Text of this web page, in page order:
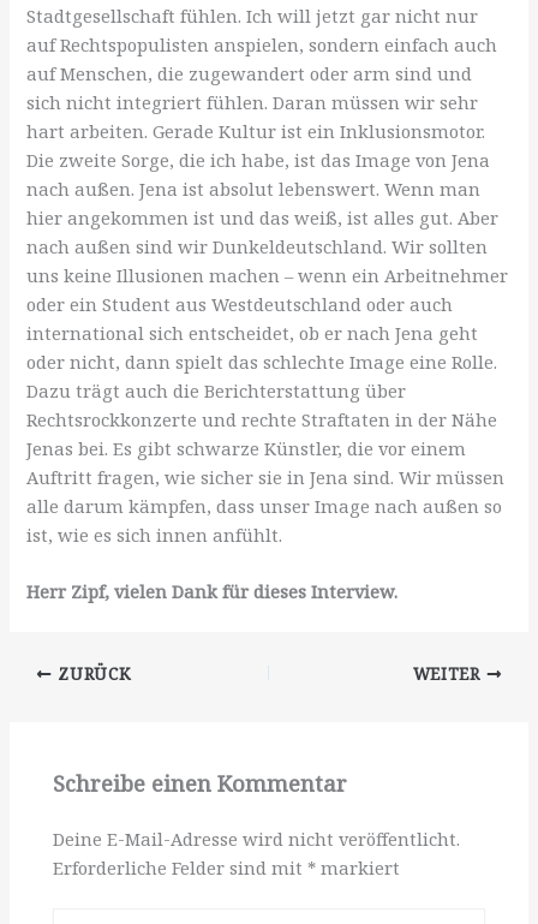
Stadtgesellschaft fühlen. Ich will jetzt gar nicht nur
auf Rechtspopulisten anspielen, sondern einfach auch
auf Menschen, die zugewandert oder arm sind und
sich nicht integriert fühlen. Daran müssen wir sehr
hart arbeiten. Gerade Kultur ist ein Inklusionsmotor.
Die zweite Sorge, die ich habe, ist das Image von Jena
nach außen. Jena ist absolut lebenswert. Wenn man
hier angekommen ist und das weiß, ist alles gut. Aber
nach außen sind wir Dunkeldeutschland. Wir sollten
uns keine Illusionen machen – wenn ein Arbeitnehmer
oder ein Student aus Westdeutschland oder auch
international sich entscheidet, ob er nach Jena geht
oder nicht, dann spielt das schlechte Image eine Rolle.
Dazu trägt auch die Berichterstattung über
Rechtsrockkonzerte und rechte Straftaten in der Nähe
Jenas bei. Es gibt schwarze Künstler, die vor einem
Auftritt fragen, wie sicher sie in Jena sind. Wir müssen
alle darum kämpfen, dass unser Image nach außen so
ist, wie es sich innen anfühlt.
Herr Zipf, vielen Dank für dieses Interview.
ZURÜCK WEITER
Schreibe einen Kommentar
Deine E-Mail-Adresse wird nicht veröffentlicht.
Erforderliche Felder sind mit * markiert